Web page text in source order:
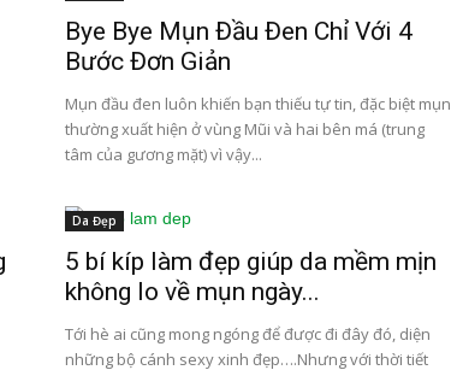
Bye Bye Mụn Đầu Đen Chỉ Với 4
Bước Đơn Giản
Mụn đầu đen luôn khiến bạn thiếu tự tin, đặc biệt mụn
thường xuất hiện ở vùng Mũi và hai bên má (trung
tâm của gương mặt) vì vậy...
Da Đẹp
5 bí kíp làm đẹp giúp da mềm mịn
không lo về mụn ngày...
Tới hè ai cũng mong ngóng để được đi đây đó, diện
những bộ cánh sexy xinh đẹp….Nhưng với thời tiết